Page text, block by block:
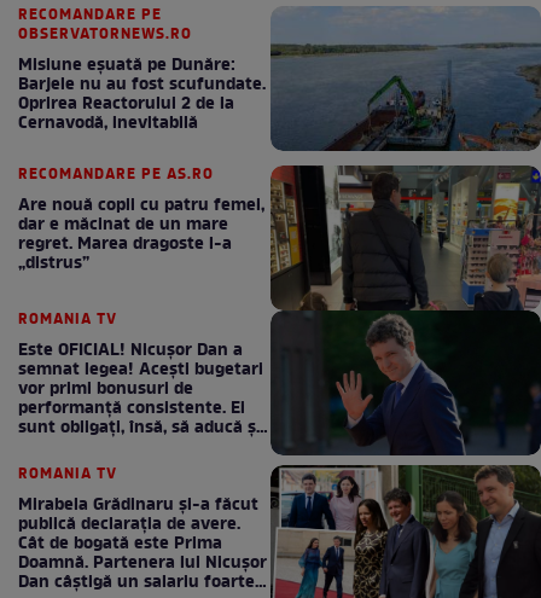
RECOMANDARE PE
OBSERVATORNEWS.RO
Misiune eșuată pe Dunăre:
Barjele nu au fost scufundate.
Oprirea Reactorului 2 de la
Cernavodă, inevitabilă
RECOMANDARE PE AS.RO
Are nouă copii cu patru femei,
dar e măcinat de un mare
regret. Marea dragoste l-a
„distrus”
ROMANIA TV
Este OFICIAL! Nicușor Dan a
semnat legea! Acești bugetari
vor primi bonusuri de
performanță consistente. Ei
sunt obligați, însă, să aducă și
ROMANIA TV
Mirabela Grădinaru și-a făcut
publică declarația de avere.
Cât de bogată este Prima
Doamnă. Partenera lui Nicușor
Dan câștigă un salariu foarte